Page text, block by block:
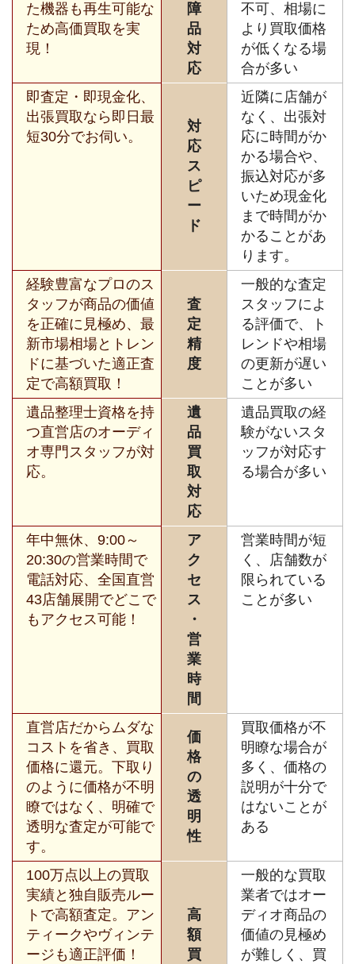
た機器も再生可能な
ため高価買取を実
現！
障
品
対
応
不可、相場に
より買取価格
が低くなる場
合が多い
即査定・即現金化、
出張買取なら即日最
短30分でお伺い。
対
応
ス
ピ
ー
ド
近隣に店舗が
なく、出張対
応に時間がか
かる場合や、
振込対応が多
いため現金化
まで時間がか
かることがあ
ります。
経験豊富なプロのス
タッフが商品の価値
を正確に見極め、最
新市場相場とトレン
ドに基づいた適正査
定で高額買取！
査
定
精
度
一般的な査定
スタッフによ
る評価で、ト
レンドや相場
の更新が遅い
ことが多い
遺品整理士資格を持
つ直営店のオーディ
オ専門スタッフが対
応。
遺
品
買
取
対
応
遺品買取の経
験がないスタ
ッフが対応す
る場合が多い
年中無休、9:00～
20:30の営業時間で
電話対応、全国直営
43店舗展開でどこで
もアクセス可能！
ア
ク
セ
ス
・
営
業
時
間
営業時間が短
く、店舗数が
限られている
ことが多い
直営店だからムダな
コストを省き、買取
価格に還元。下取り
のように価格が不明
瞭ではなく、明確で
透明な査定が可能で
す。
価
格
の
透
明
性
買取価格が不
明瞭な場合が
多く、価格の
説明が十分で
はないことが
ある
100万点以上の買取
実績と独自販売ルー
トで高額査定。アン
ティークやヴィンテ
ージも適正評価！
高
額
買
一般的な買取
業者ではオー
ディオ商品の
価値の見極め
が難しく、買